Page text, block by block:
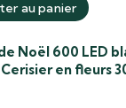
au panier
Noël 600 LED
en fleurs